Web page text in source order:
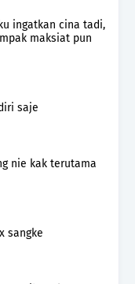
ingatkan cina tadi,
maksiat pun
saje
nie kak terutama
sangke